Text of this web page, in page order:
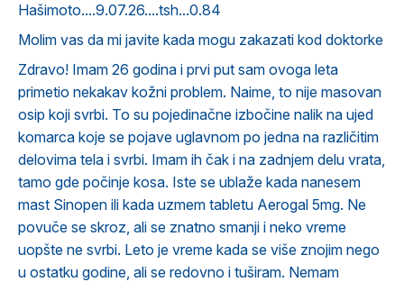
Hašimoto....9.07.26....tsh...0.84
Molim vas da mi javite kada mogu zakazati kod doktorke
Zdravo! Imam 26 godina i prvi put sam ovoga leta
primetio nekakav kožni problem. Naime, to nije masovan
osip koji svrbi. To su pojedinačne izbočine nalik na ujed
komarca koje se pojave uglavnom po jedna na različitim
delovima tela i svrbi. Imam ih čak i na zadnjem delu vrata,
tamo gde počinje kosa. Iste se ublaže kada nanesem
mast Sinopen ili kada uzmem tabletu Aerogal 5mg. Ne
povuče se skroz, ali se znatno smanji i neko vreme
uopšte ne svrbi. Leto je vreme kada se više znojim nego
u ostatku godine, ali se redovno i tuširam. Nemam